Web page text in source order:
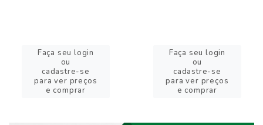
Faça seu login
ou
cadastre-se
para ver preços
e comprar
Faça seu login
ou
cadastre-se
para ver preços
e comprar